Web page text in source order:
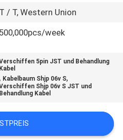
T / T, Western Union
500,000pcs/week
5pin JST und Behandlung
Kabel
, Kabelbaum Shjp 06v S,
Shjp 06v S JST und
Behandlung Kabel